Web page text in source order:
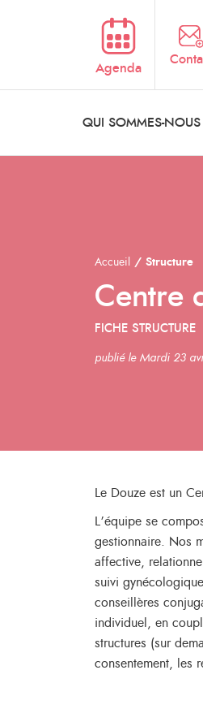
Agenda
QUI SOMMES-
Accueil Structure
Centre
FICHE STRUCTURE
publié le Mardi 23
Le Douze est un
L’équipe se
gestionnaire. Nos
affective,
suivi
conseillères
individuel, en
structures (sur
consentement, les